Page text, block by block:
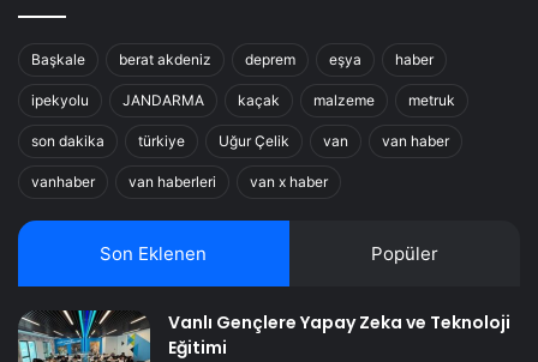
Başkale berat akdeniz deprem eşya haber
ipekyolu JANDARMA kaçak malzeme metruk
son dakika türkiye Uğur Çelik van van haber
vanhaber van haberleri van x haber
Son Eklenen Popüler
Vanlı Gençlere Yapay Zeka ve Teknoloji
Eğitimi